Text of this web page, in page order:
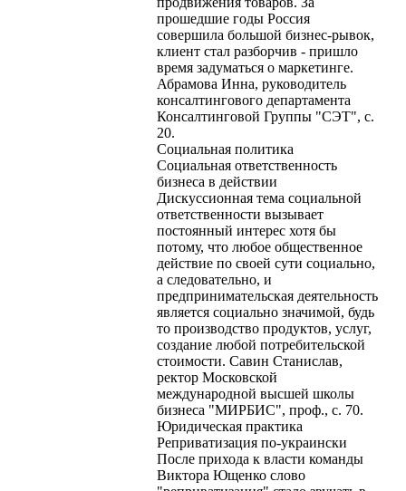
прошедшие годы Россия
совершила большой бизнес-рывок,
клиент стал разборчив - пришло
время задуматься о маркетинге.
Абрамова Инна, руководитель
консалтингового департамента
Консалтинговой Группы "СЭТ", с.
20.
Социальная политика
Социальная ответственность
бизнеса в действии
Дискуссионная тема социальной
ответственности вызывает
постоянный интерес хотя бы
потому, что любое общественное
действие по своей сути социально,
а следовательно, и
предпринимательская деятельность
является социально значимой, будь
то производство продуктов, услуг,
создание любой потребительской
стоимости. Савин Станислав,
ректор Московской
международной высшей школы
бизнеса "МИРБИС", проф., с. 70.
Юридическая практика
Реприватизация по-украински
После прихода к власти команды
Виктора Ющенко слово